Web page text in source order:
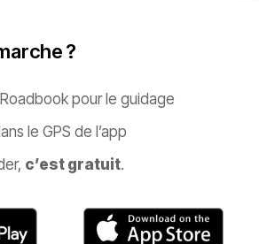
?
pour le guidage
le GPS de l’app
c’est gratuit.